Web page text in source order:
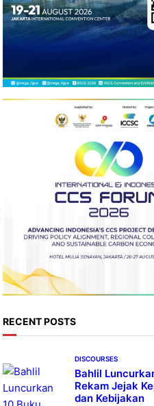
RECENT POSTS
DISCOURSES
Bahlil
Rekam Jejak
dan Kebijakan